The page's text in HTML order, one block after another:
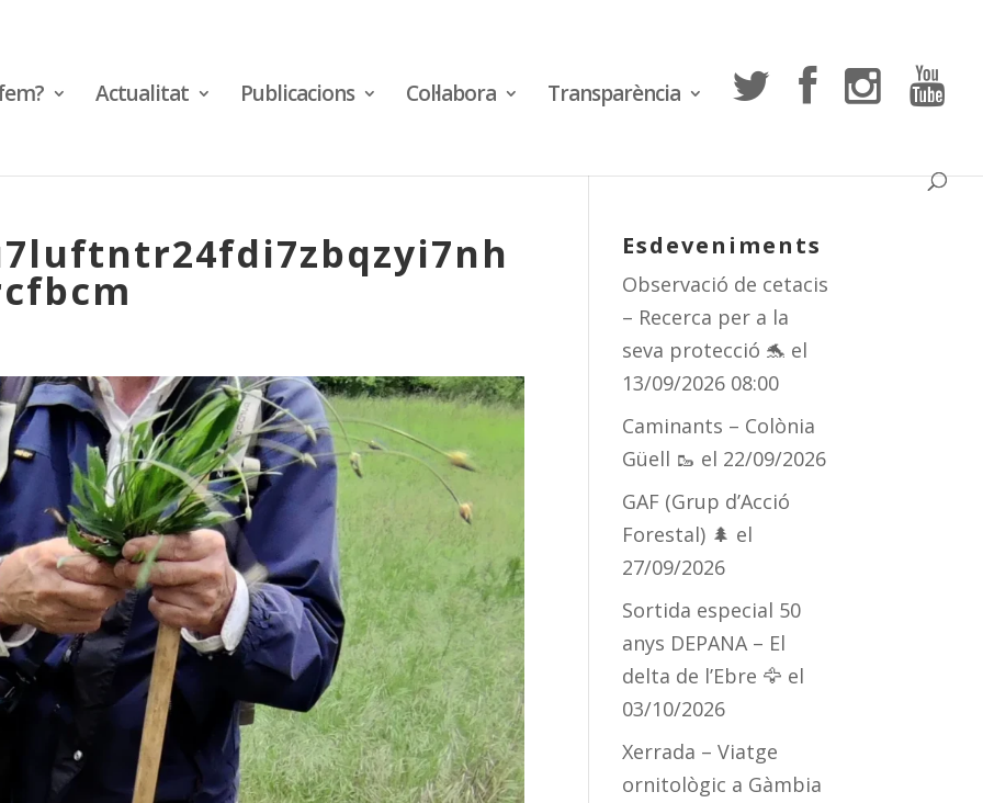
Actualitat Publicacions Col·labora Transparència
Esdeveniments
Observació de cetacis
– Recerca per a la
seva protecció 🐬 el
13/09/2026 08:00
Caminants – Colònia
Güell 🥾 el 22/09/2026
GAF (Grup d’Acció
Forestal) 🌲 el
27/09/2026
Sortida especial 50
anys DEPANA – El
delta de l’Ebre 🦅 el
03/10/2026
Xerrada – Viatge
ornitològic a Gàmbia